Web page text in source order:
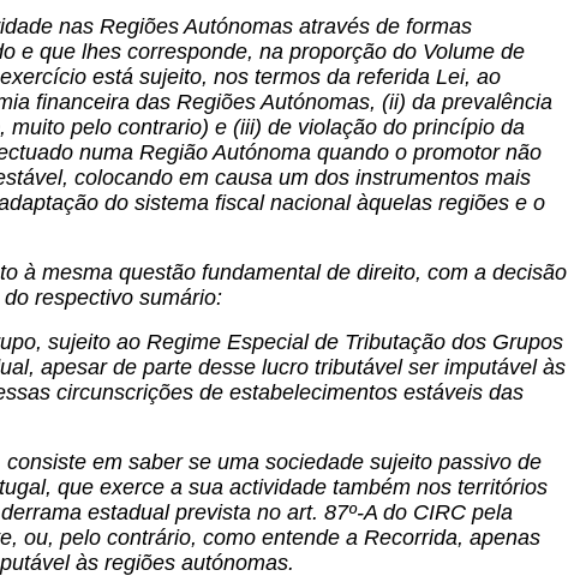
nas Regiões Autónomas através de formas
e que lhes corresponde, na proporção do Volume de
está sujeito, nos termos da referida Lei, ao
financeira das Regiões Autónomas, (ii) da prevalência
pelo contrario) e (iii) de violação do princípio da
numa Região Autónoma quando o promotor não
colocando em causa um dos instrumentos mais
do sistema fiscal nacional àquelas regiões e o
à mesma questão fundamental de direito, com a decisão
respectivo sumário:
sujeito ao Regime Especial de Tributação dos Grupos
apesar de parte desse lucro tributável ser imputável às
circunscrições de estabelecimentos estáveis das
em saber se uma sociedade sujeito passivo de
que exerce a sua actividade também nos territórios
estadual prevista no art. 87º-A do CIRC pela
ou, pelo contrário, como entende a Recorrida, apenas
às regiões autónomas.